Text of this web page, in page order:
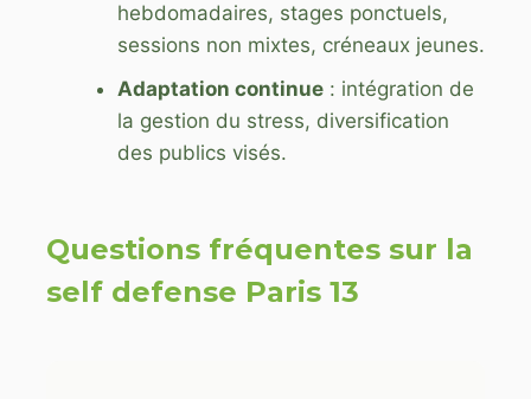
hebdomadaires, stages ponctuels,
sessions non mixtes, créneaux jeunes.
Adaptation continue : intégration de
la gestion du stress, diversification
des publics visés.
Questions fréquentes sur la
self defense Paris 13